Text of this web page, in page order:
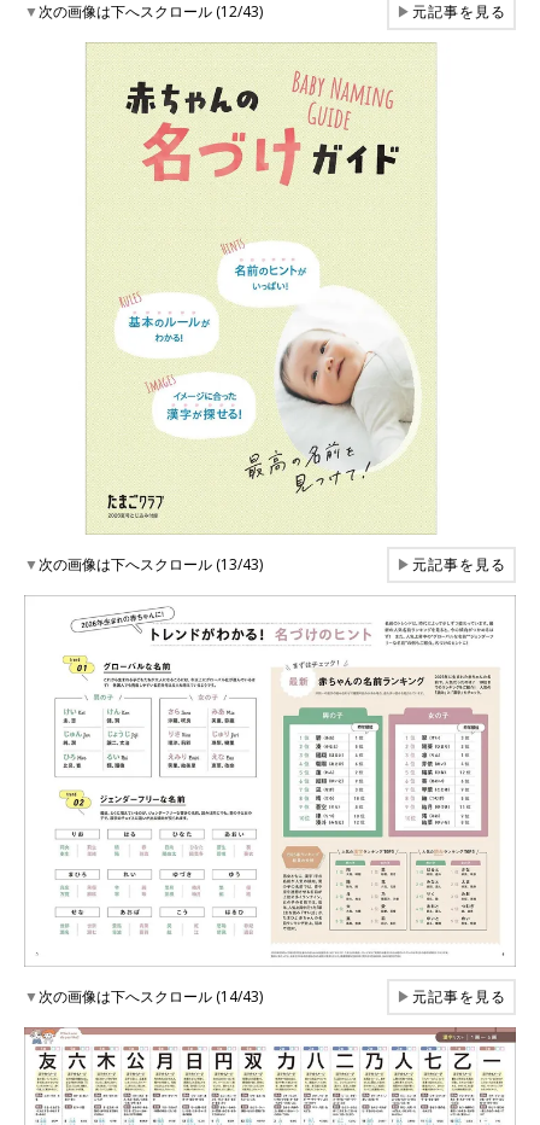
▼次の画像は下へスクロール (12/43) ▶元記事を見る
▼次の画像は下へスクロール (13/43) ▶元記事を見る
▼次の画像は下へスクロール (14/43) ▶元記事を見る